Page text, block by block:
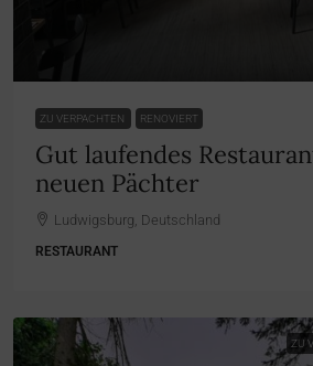
ZU VERPACHTEN RENOVIERT
Gut laufendes
neuen Pächter
Ludwigsburg, Deutschland
RESTAURANT
ZU